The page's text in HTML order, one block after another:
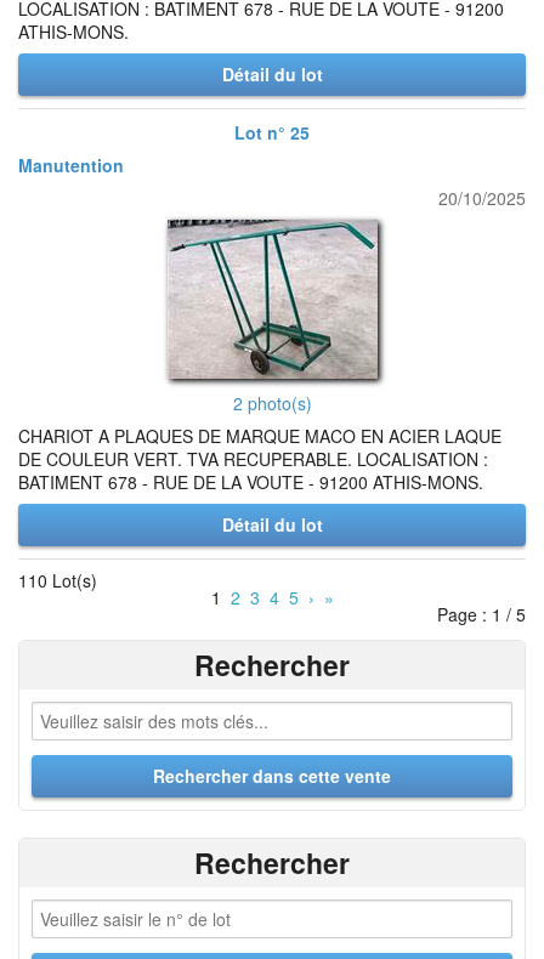
LOCALISATION : BATIMENT 678 - RUE DE LA VOUTE - 91200
ATHIS-MONS.
Détail du lot
Lot n° 25
Manutention
20/10/2025
2 photo(s)
CHARIOT A PLAQUES DE MARQUE MACO EN ACIER LAQUE
DE COULEUR VERT. TVA RECUPERABLE. LOCALISATION :
BATIMENT 678 - RUE DE LA VOUTE - 91200 ATHIS-MONS.
Détail du lot
110 Lot(s)
1 2 3 4 5 › »
Page : 1 / 5
Rechercher
Rechercher